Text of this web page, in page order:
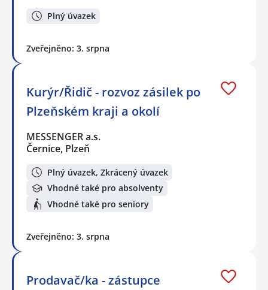
Plný úvazek
Zveřejněno: 3. srpna
Kurýr/Řidič - rozvoz zásilek po
Plzeňském kraji a okolí
MESSENGER a.s.
Černice, Plzeň
Plný úvazek, Zkrácený úvazek
Vhodné také pro absolventy
Vhodné také pro seniory
Zveřejněno: 3. srpna
Prodavač/ka - zástupce